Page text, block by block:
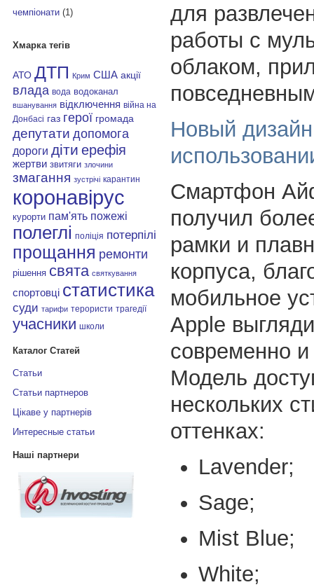
чемпіонати(1)
Хмарка тегів
АТО ДТП Крим США акції
влада вода водоканал
вшанування відключення війна на
Донбасі газ герої громада
депутати допомога
дороги діти ерефія
жертви звитяги злочини
змагання зустрічі карантин
коронавірус
курорти пам'ять пожежі
полеглі поліція потерпілі
прощання ремонти
рішення свята святкування
спортовці статистика
суди тарифи терористи трагедії
учасники школи
Каталог Статей
Статьи
Статьи партнеров
Цікаве у партнерів
Интересные статьи
Наші партнери
для
работы с
облаком,
Новый
Смартфон
получил
рамки и
корпуса,
мобильное
Apple
современно и
Модель
нескольких
оттенках:
Lavender;
Sage;
Mist Blue;
White;